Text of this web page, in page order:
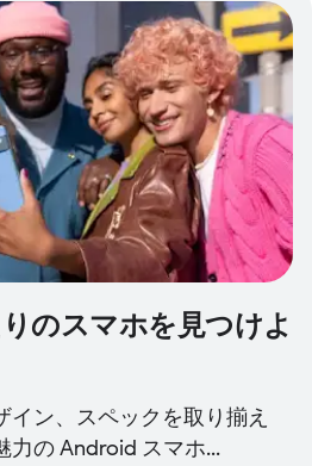
のスマホを見つけよ
ン、スペックを取り揃え
力の Android スマホ...